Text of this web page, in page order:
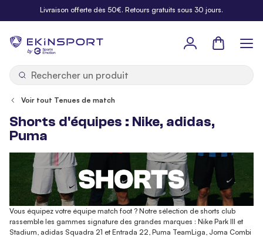
Allez au contenuLivraison offerte dès 50€. Retours gratuits sous 30 jours.
by
Panier
Voir tout Tenues de match
Shorts d'équipes : Nike, adidas,
Puma
Vous équipez votre équipe match foot ? Notre sélection de shorts club
rassemble les gammes signature des grandes marques : Nike Park III et
Stadium, adidas Squadra 21 et Entrada 22, Puma TeamLiga, Joma Combi